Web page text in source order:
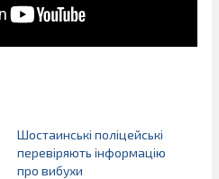
Шостаинські поліцейські
перевіряють інформацію
про вибухи